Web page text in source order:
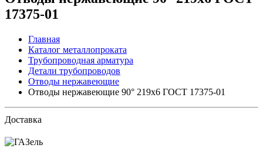
17375-01
Главная
Каталог металлопроката
Трубопроводная арматура
Детали трубопроводов
Отводы нержавеющие
Отводы нержавеющие 90° 219x6 ГОСТ 17375-01
Доставка